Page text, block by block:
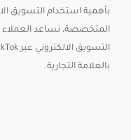
بأهمية استخدام التسويق
بالعلامة التجارية.